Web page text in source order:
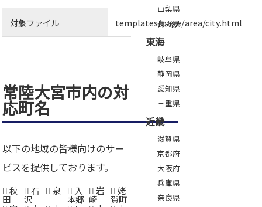
対象ファイル templates/page/area/city.html
常陸大宮市内の対
応町名
以下の地域の皆様向けのサー
ビスを提供しております。
秋
田
石
沢
泉 入
本郷
岩
崎
姥
賀町
山梨県
長野県
東海
岐阜県
静岡県
愛知県
三重県
近畿
滋賀県
京都府
大阪府
兵庫県
奈良県